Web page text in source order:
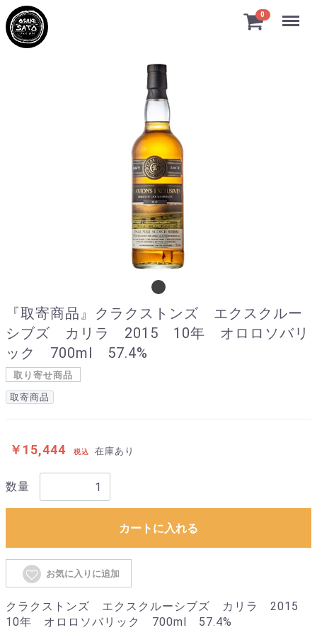
0 Menu
『取寄商品』クラクストンズ エクスクルー
シブズ カリラ 2015 10年 オロロソバリ
ック 700ml 57.4%
取り寄せ商品
取寄商品
￥15,444 税込 在庫あり
数量
カートに入れる
お気に入りに追加
クラクストンズ エクスクルーシブズ カリラ 2015
10年 オロロソバリック 700ml 57.4%